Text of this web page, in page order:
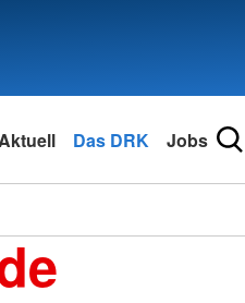
Aktuell Das DRK Jobs